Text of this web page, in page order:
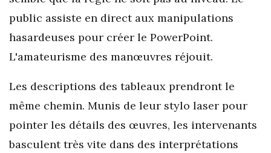
public assiste en direct aux manipulations
hasardeuses pour créer le PowerPoint.
L'amateurisme des manœuvres réjouit.
Les descriptions des tableaux prendront le
même chemin. Munis de leur stylo laser pour
pointer les détails des œuvres, les intervenants
basculent très vite dans des interprétations